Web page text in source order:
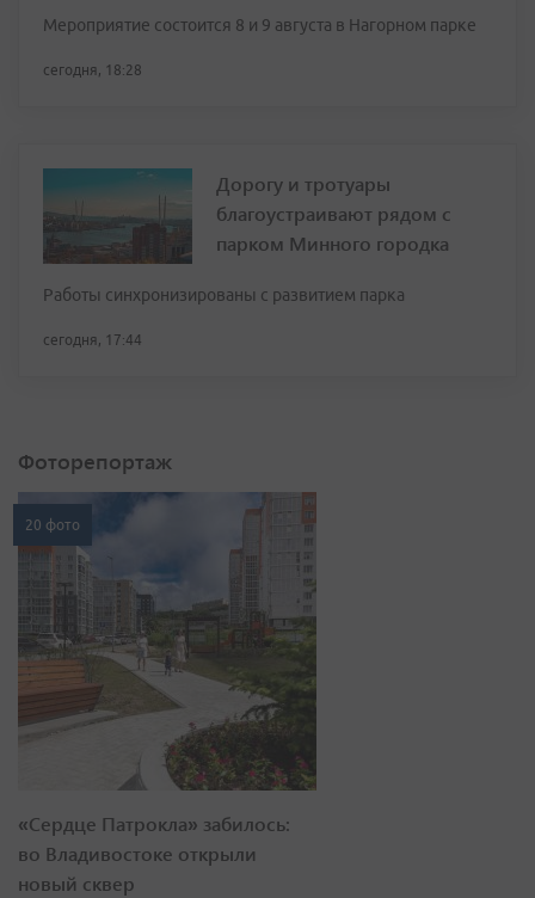
Мероприятие состоится 8 и 9 августа в Нагорном парке
сегодня, 18:28
Дорогу и тротуары
благоустраивают рядом с
парком Минного городка
Работы синхронизированы с развитием парка
сегодня, 17:44
Фоторепортаж
20 фото
«Сердце Патрокла» забилось:
во Владивостоке открыли
новый сквер